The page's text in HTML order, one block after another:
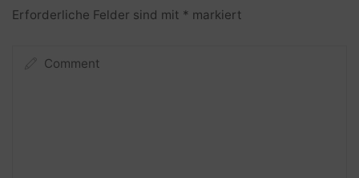
Erforderliche Felder sind mit * markiert